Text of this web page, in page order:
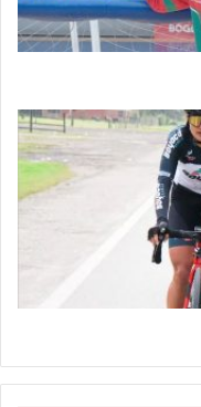
Vuelta
a
Colombia
Femenina